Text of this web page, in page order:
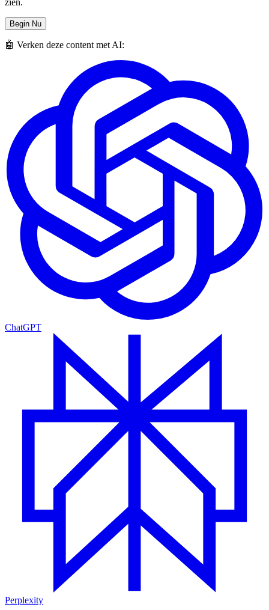
zien.
Begin Nu
🤖 Verken deze content met AI:
ChatGPT
Perplexity